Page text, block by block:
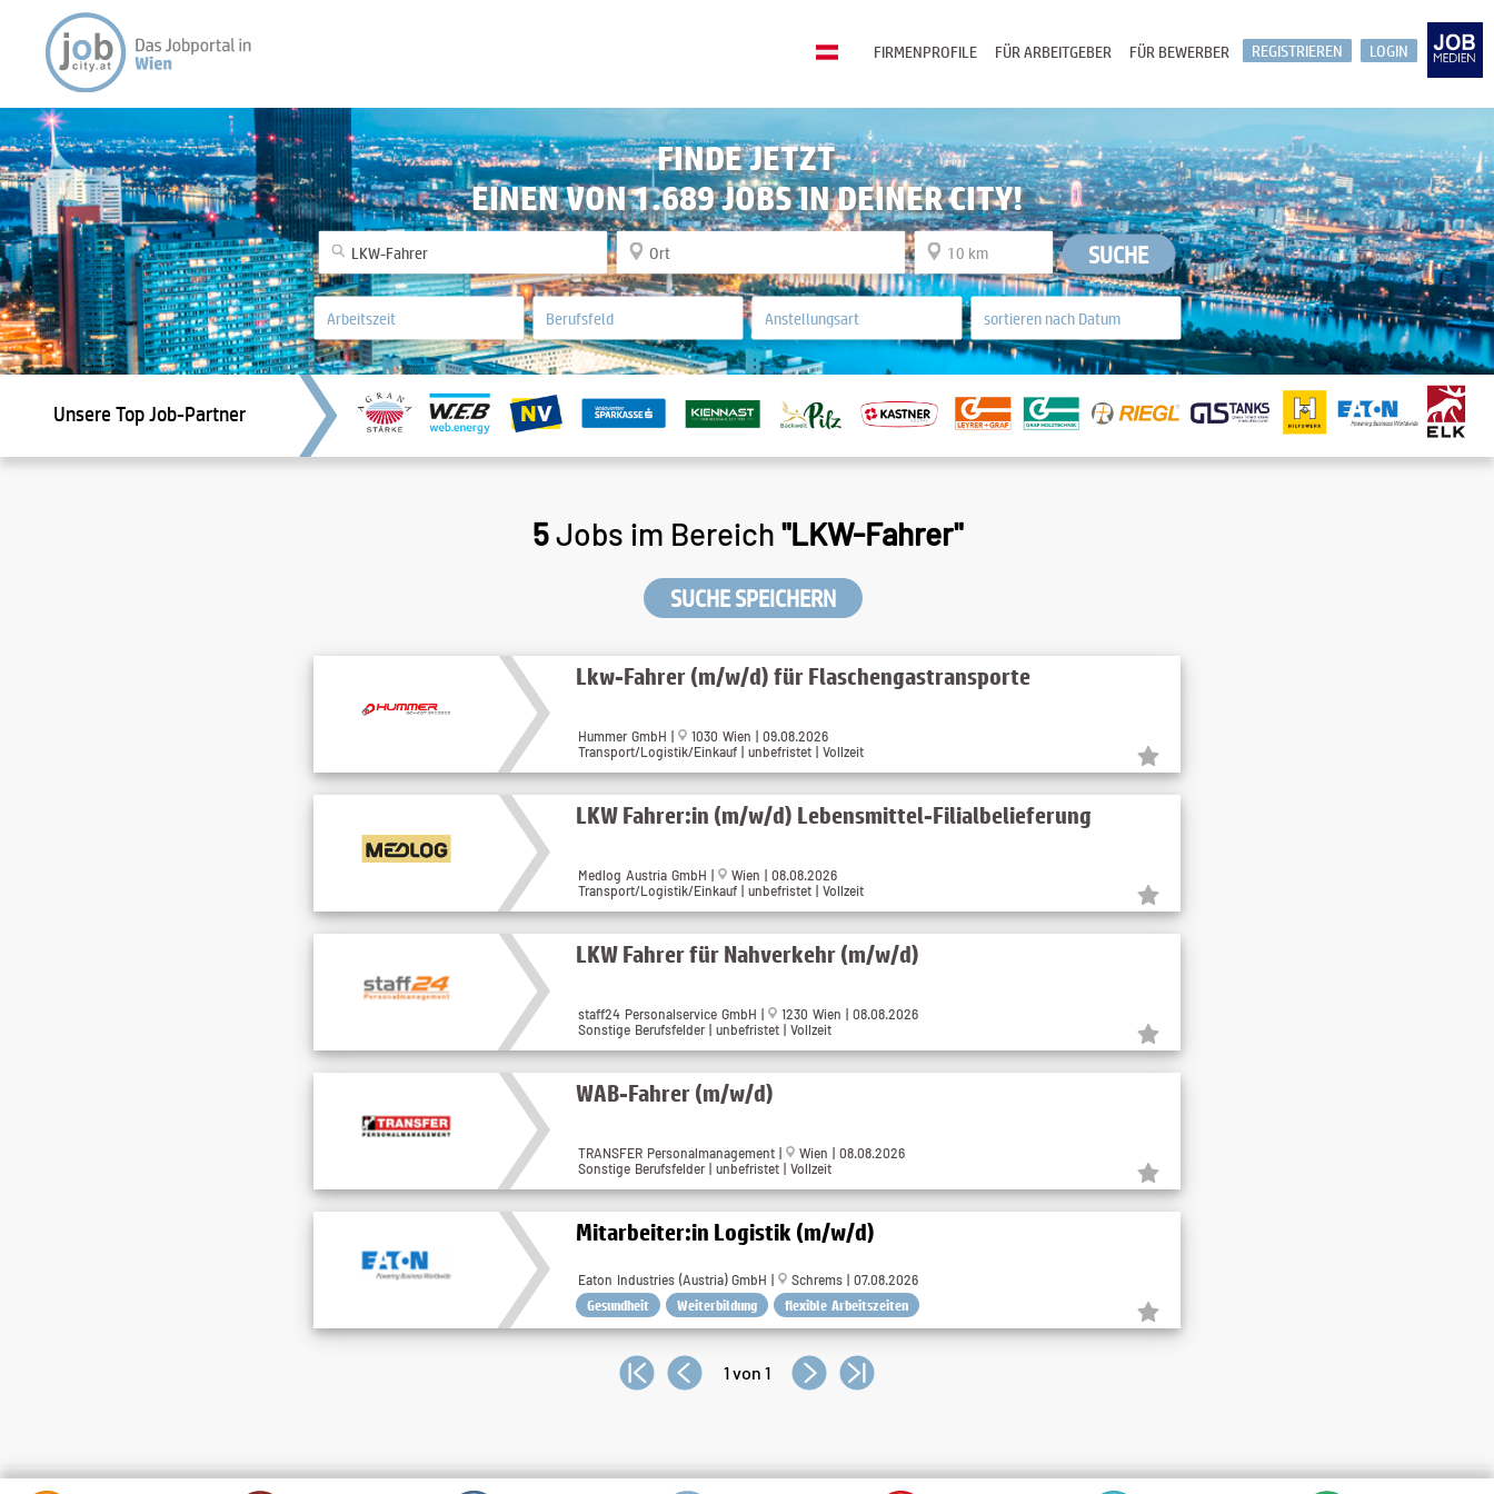
LOGIN
REGISTRIEREN
FÜR BEWERBER
FÜR ARBEITGEBER
FIRMENPROFILE
FINDE JETZT
EINEN VON 1.689 JOBS IN DEINER CITY!
SUCHE
Unsere Top Job-Partner
5Jobs im Bereich "LKW-Fahrer"
SUCHE SPEICHERN
Lkw-Fahrer (m/w/d) für Flaschengastransporte
Hummer GmbH |
1030 Wien | 09.08.2026
Transport/Logistik/Einkauf | unbefristet | Vollzeit
LKW Fahrer:in (m/w/d) Lebensmittel-Filialbelieferung
Medlog Austria GmbH |
Wien | 08.08.2026
Transport/Logistik/Einkauf | unbefristet | Vollzeit
LKW Fahrer für Nahverkehr (m/w/d)
staff24 Personalservice GmbH |
1230 Wien | 08.08.2026
Sonstige Berufsfelder | unbefristet | Vollzeit
WAB-Fahrer (m/w/d)
TRANSFER Personalmanagement |
Wien | 08.08.2026
Sonstige Berufsfelder | unbefristet | Vollzeit
Mitarbeiter:in Logistik (m/w/d)
Eaton Industries (Austria) GmbH | Schrems | 07.08.2026
Gesundheit Weiterbildung flexible Arbeitszeiten
1 von 1